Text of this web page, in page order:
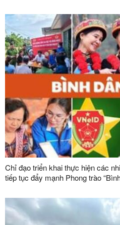
đạo của Đảng đối với công tác
dựng trong giai đoạn mới
Chỉ đạo triển khai thực hiện các
tiếp tục đẩy mạnh Phong trào